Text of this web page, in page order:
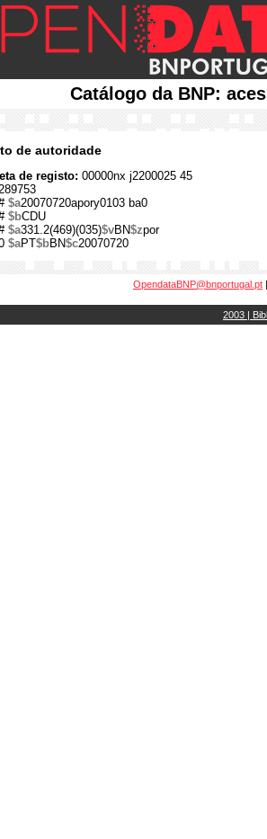
Catálogo da BNP:
de autoridade
de registo: 00000nx j2200025 45
$a20070720apory0103 ba0
$bCDU
$a331.2(469)(035)$vBN$zpor
$aPT$bBN$c20070720
OpendataBNP@bnportugal.pt
2003 |